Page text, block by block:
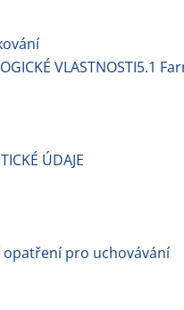
VLASTNOSTI5.1
ÚDAJE
opatření pro uchovávání